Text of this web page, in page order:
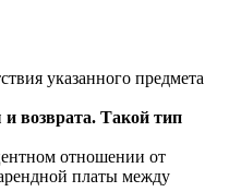
указанного предмета
возврата. Такой тип
отношении от
платы между